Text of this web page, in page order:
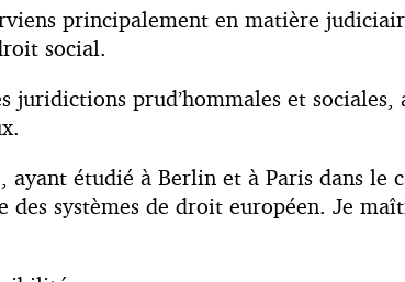
principalement en matière
social.
prud’hommales et
étudié à Berlin et à Paris dans le
systèmes de droit européen. Je